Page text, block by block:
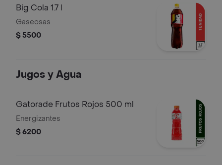
Big Cola 1.7 l
Gaseosas
$ 5500
Jugos y Agua
Gatorade Frutos Rojos 500 ml
Energizantes
$ 6200